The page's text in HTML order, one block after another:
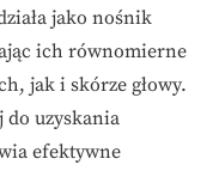
jako nośnik
ich równomierne
jak i skórze głowy.
do uzyskania
efektywne